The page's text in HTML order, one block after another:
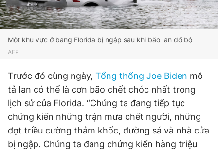
Theo dõi báo trên
Hotline
Đặt báo Quảng cáo RSS Tòa soạn Chính sách bảo
Tổng biên tập: Nguyễn Ngọc Toàn
Phó tổng biên tập thường trực: Hải Thành
Phó tổng biên tập: Lâm Hiếu Dũng
Phó tổng biên tập: Trần Việt Hưng
Tổng thư ký tòa soạn: Đức Trung
Một khu vực ở bang Florida bị ngập sau khi bão Ian đổ bộ
AFP
Trước đó cùng ngày, Tổng thống Joe Biden mô
tả Ian có thể là cơn bão chết chóc nhất trong
lịch sử của Florida. “Chúng ta đang tiếp tục
chứng kiến những trận mưa chết người, những
đợt triều cường thảm khốc, đường sá và nhà cửa
bị ngập. Chúng ta đang chứng kiến hàng triệu